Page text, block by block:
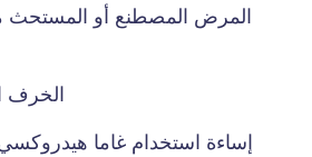
المرض المصطنع أو
الخرف
إساءة استخدام غاما هيدروكسي